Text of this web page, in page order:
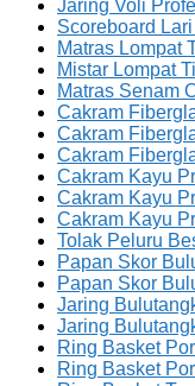
Jaring Voli
Scoreboard
Matras Lompat
Mistar Lompat
Matras Senam
Cakram
Cakram
Cakram
Cakram Kayu
Cakram Kayu
Cakram Kayu
Tolak Peluru
Papan Skor
Papan Skor
Jaring
Jaring
Ring Basket
Ring Basket